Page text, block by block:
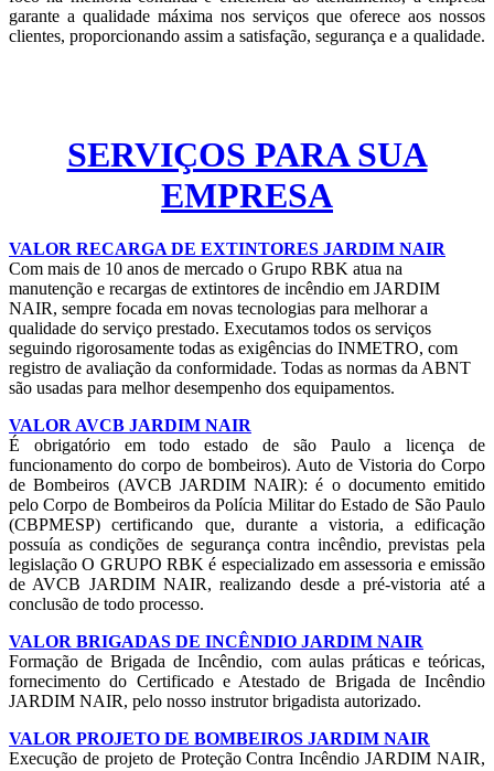
garante a qualidade máxima nos serviços que oferece aos nossos
clientes, proporcionando assim a satisfação, segurança e a qualidade.
SERVIÇOS PARA SUA
EMPRESA
VALOR RECARGA DE EXTINTORES JARDIM NAIR
Com mais de 10 anos de mercado o Grupo RBK atua na
manutenção e recargas de extintores de incêndio em JARDIM
NAIR, sempre focada em novas tecnologias para melhorar a
qualidade do serviço prestado. Executamos todos os serviços
seguindo rigorosamente todas as exigências do INMETRO, com
registro de avaliação da conformidade. Todas as normas da ABNT
são usadas para melhor desempenho dos equipamentos.
VALOR AVCB JARDIM NAIR
É obrigatório em todo estado de são Paulo a licença de
funcionamento do corpo de bombeiros). Auto de Vistoria do Corpo
de Bombeiros (AVCB JARDIM NAIR): é o documento emitido
pelo Corpo de Bombeiros da Polícia Militar do Estado de São Paulo
(CBPMESP) certificando que, durante a vistoria, a edificação
possuía as condições de segurança contra incêndio, previstas pela
legislação O GRUPO RBK é especializado em assessoria e emissão
de AVCB JARDIM NAIR, realizando desde a pré-vistoria até a
conclusão de todo processo.
VALOR BRIGADAS DE INCÊNDIO JARDIM NAIR
Formação de Brigada de Incêndio, com aulas práticas e teóricas,
fornecimento do Certificado e Atestado de Brigada de Incêndio
JARDIM NAIR, pelo nosso instrutor brigadista autorizado.
VALOR PROJETO DE BOMBEIROS JARDIM NAIR
Execução de projeto de Proteção Contra Incêndio JARDIM NAIR,